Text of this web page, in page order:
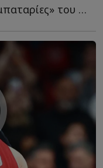
Ο Γάλλος γκαρντ γεμίζει τις «μπαταρίες» του στο «νησί τ...